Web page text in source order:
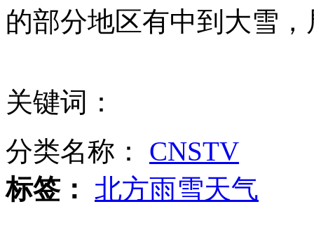
收购速生鸡的六和集团平度公司停业接受检查
百胜物流遭调查 抽检肯德基部分产品
山西运城恶犬咬伤多人 警民合力深夜将其击毙
的部分地区有中到大雪
关键词：
分类名称： CNSTV
标签： 北方雨雪天气